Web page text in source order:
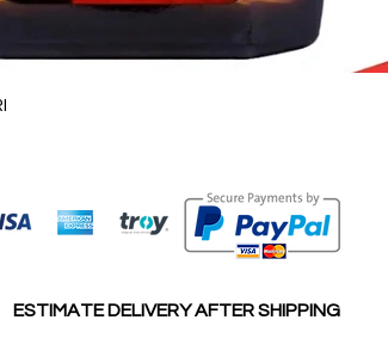
ESTIMATE DELIVERY AFTER SHIPPING